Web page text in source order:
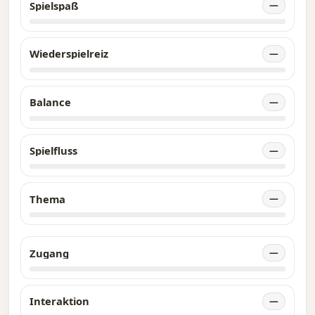
Spielspaß —
Wiederspielreiz —
Balance —
Spielfluss —
Thema —
Zugang —
Interaktion —